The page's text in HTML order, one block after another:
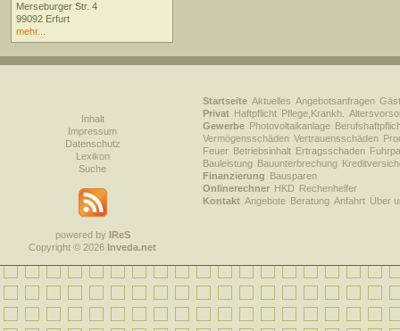
Merseburger Str. 4
99092 Erfurt
mehr...
Inhalt
Impressum
Datenschutz
Lexikon
Suche
powered by IReS
Copyright © 2026 Inveda.net
Startseite Aktuelles Angebotsanfragen
Privat Haftpflicht Pflege,Krankh.
Gewerbe Photovoltaikanlage
Vermögensschäden Vertrauensschäden
Feuer Betriebsinhalt Ertragsschaden
Bauleistung Bauunterbrechung
Finanzierung Bausparen
Onlinerechner HKD Rechenhelfer
Kontakt Angebote Beratung Anfahrt Über